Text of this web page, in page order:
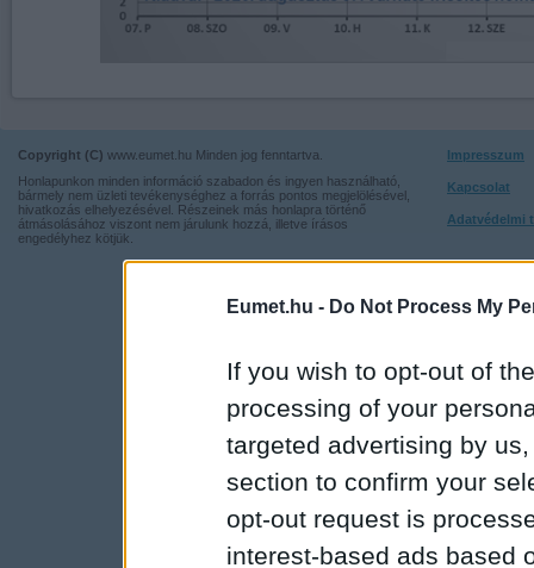
Eumet.hu - Do Not Process My
If you wish to opt-out of
processing of your
targeted advertising by
section to confirm your
opt-out request is
interest-based ads based
Copyright (C) www.eumet.hu Minden jog fenntartva.
Honlapunkon minden információ szabadon és ingyen használható,
bármely nem üzleti tevékenységhez a forrás pontos megjelölésével,
hivatkozás elhelyezésével. Részeinek más honlapra történő
átmásolásához viszont nem járulunk hozzá, illetve írásos
engedélyhez kötjük.
Impresszum
Kapcsolat
Adatvédelmi